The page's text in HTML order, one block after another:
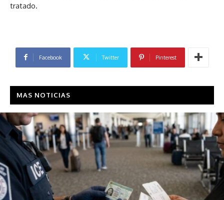
tratado.
Facebook Twitter Pinterest
MAS NOTICIAS